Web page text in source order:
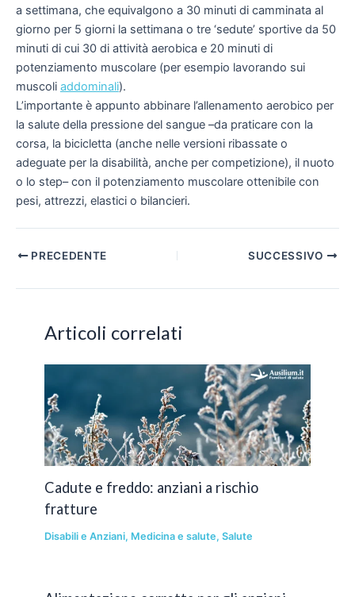
a settimana, che equivalgono a 30 minuti di camminata al
giorno per 5 giorni la settimana o tre ‘sedute’ sportive da 50
minuti di cui 30 di attività aerobica e 20 minuti di
potenziamento muscolare (per esempio lavorando sui
muscoli addominali).
L’importante è appunto abbinare l’allenamento aerobico per
la salute della pressione del sangue –da praticare con la
corsa, la bicicletta (anche nelle versioni ribassate o
adeguate per la disabilità, anche per competizione), il nuoto
o lo step– con il potenziamento muscolare ottenibile con
pesi, attrezzi, elastici o bilancieri.
Navigazione
PRECEDENTE SUCCESSIVO
Articoli correlati
Cadute e freddo: anziani a rischio
fratture
Disabili e Anziani, Medicina e salute,Salute